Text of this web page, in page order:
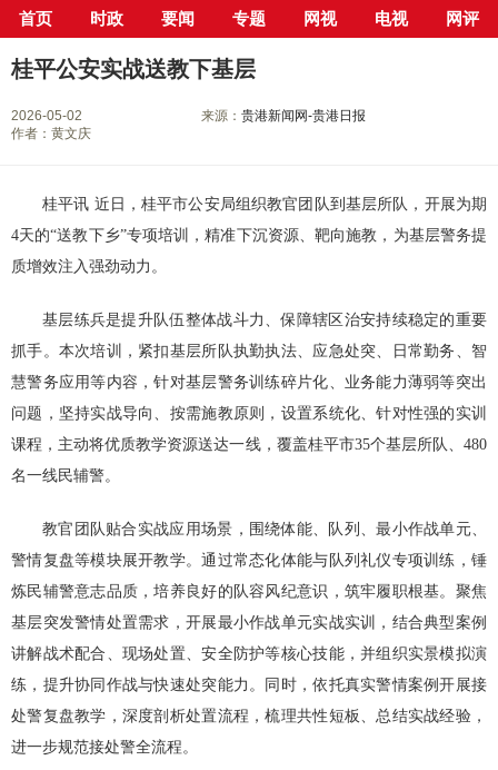
首页 时政 要闻 专题 网视 电视 网评
当前位置： 首页> 新闻中心> 县市区> 桂平市> 正文
桂平公安实战送教下基层
2026-05-02 来源：贵港新闻网-贵港日报
作者：黄文庆
桂平讯 近日，桂平市公安局组织教官团队到基层所队，开展为期
4天的“送教下乡”专项培训，精准下沉资源、靶向施教，为基层警务提
质增效注入强劲动力。
基层练兵是提升队伍整体战斗力、保障辖区治安持续稳定的重要
抓手。本次培训，紧扣基层所队执勤执法、应急处突、日常勤务、智
慧警务应用等内容，针对基层警务训练碎片化、业务能力薄弱等突出
问题，坚持实战导向、按需施教原则，设置系统化、针对性强的实训
课程，主动将优质教学资源送达一线，覆盖桂平市35个基层所队、480
名一线民辅警。
教官团队贴合实战应用场景，围绕体能、队列、最小作战单元、
警情复盘等模块展开教学。通过常态化体能与队列礼仪专项训练，锤
炼民辅警意志品质，培养良好的队容风纪意识，筑牢履职根基。聚焦
基层突发警情处置需求，开展最小作战单元实战实训，结合典型案例
讲解战术配合、现场处置、安全防护等核心技能，并组织实景模拟演
练，提升协同作战与快速处突能力。同时，依托真实警情案例开展接
处警复盘教学，深度剖析处置流程，梳理共性短板、总结实战经验，
进一步规范接处警全流程。